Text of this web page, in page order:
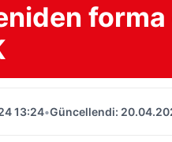
13:24•Güncellendi: